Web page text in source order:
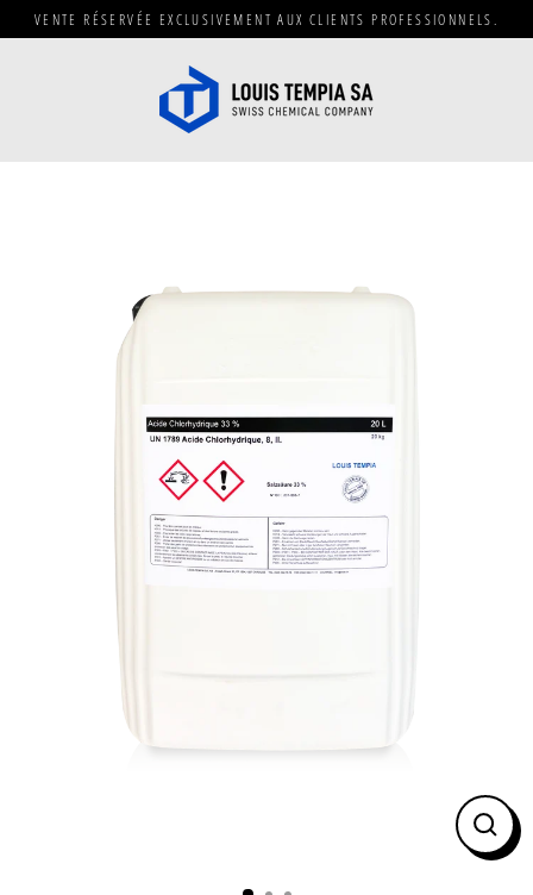
Passer
au
VENTE RÉSERVÉE EXCLUSIVEMENT AUX CLIENTS PROFESSIONNELS.